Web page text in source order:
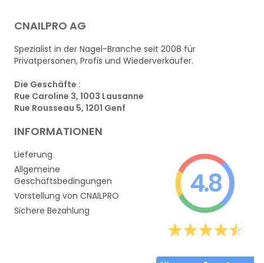
CNAILPRO AG
Spezialist in der Nagel-Branche seit 2008 für
Privatpersonen, Profis und Wiederverkäufer.
Die Geschäfte :
Rue Caroline 3, 1003 Lausanne
Rue Rousseau 5, 1201 Genf
INFORMATIONEN
Lieferung
Allgemeine
Geschäftsbedingungen
Vorstellung von CNAILPRO
Sichere Bezahlung
4.8